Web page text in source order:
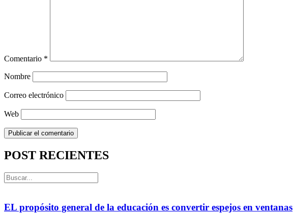
Comentario *
Nombre
Correo electrónico
Web
POST RECIENTES
EL propósito general de la educación es convertir espejos en ventanas